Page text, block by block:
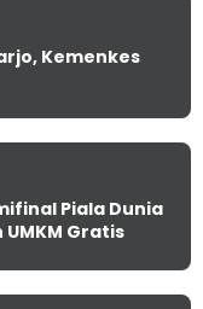
Kemenkes
Piala Dunia
Gratis